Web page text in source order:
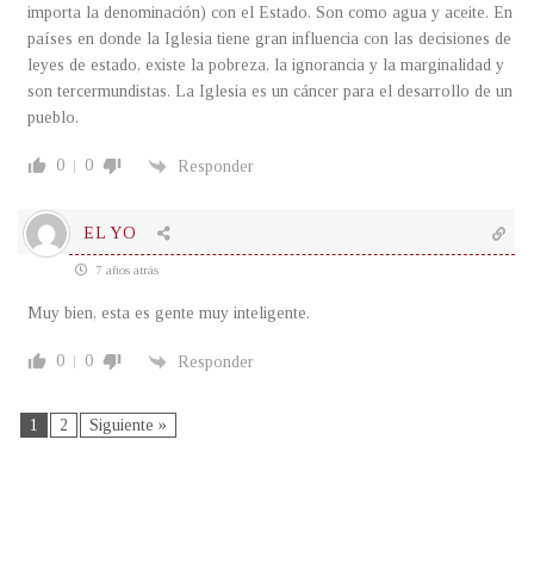
importa la denominación) con el Estado. Son como agua y aceite. En
países en donde la Iglesia tiene gran influencia con las decisiones de
leyes de estado, existe la pobreza, la ignorancia y la marginalidad y
son tercermundistas. La Iglesia es un cáncer para el desarrollo de un
pueblo.
0 0 Responder
EL YO
7 años atrás
Muy bien, esta es gente muy inteligente.
0 0 Responder
1 2 Siguiente »